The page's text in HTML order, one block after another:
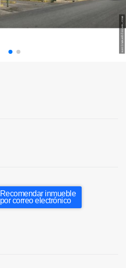
Recomendar inmueble
por correo electrónico